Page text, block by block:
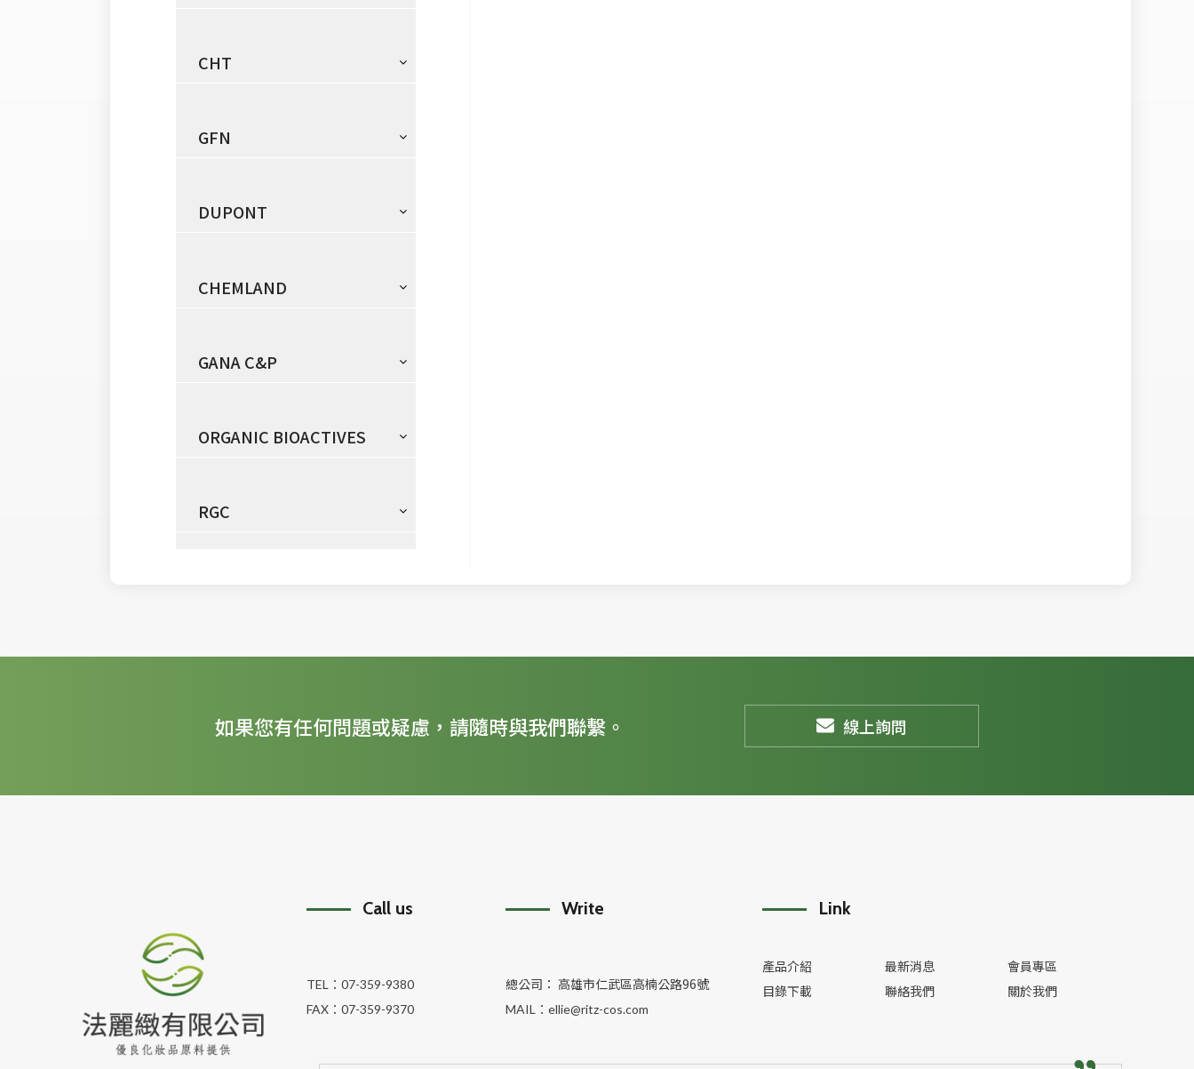
CHT
GFN
DUPONT
CHEMLAND
GANA C&P
ORGANIC BIOACTIVES
RGC
如果您有任何問題或疑慮，請隨時與我們聯繫。 線上詢問
Call us
TEL：07-359-9380
FAX：07-359-9370
Write
總公司： 高雄市仁武區高楠公路96號
MAIL： ellie@ritz-cos.com
Link
產品介紹 最新消息
會員專區
目錄下載
聯絡我們 關於我們